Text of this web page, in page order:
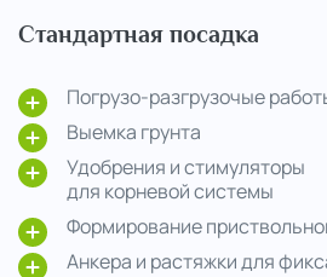
Стандартная посадка
Погрузо-разгрузочые
Выемка грунта
Удобрения и стимуляторы
для корневой системы
Формирование
Анкера и растяжки для